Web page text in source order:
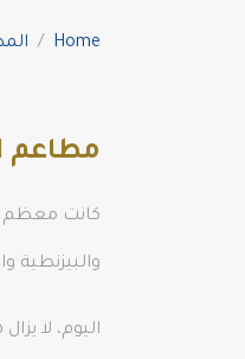
Home
مطاعم
كانت معظم
والبيزنطية
اليوم، لا